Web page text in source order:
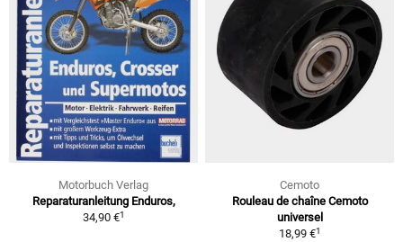
Motorbuch Verlag
Reparaturanleitung Enduros,
34,90 €1
Cemoto
Rouleau de chaîne Cemoto
universel
18,99 €1